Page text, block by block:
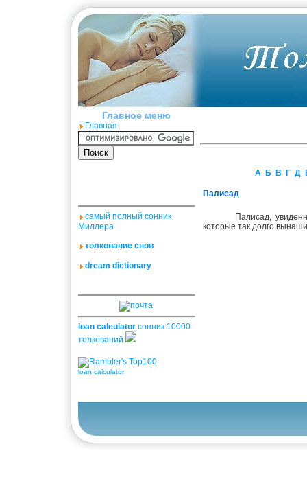
Главное меню
Главная
самый полный сонник
Миллера
толкование снов
dream dictionary
loan calculator сонник 10000
толкований
loan calculator
А Б В Г Д
Палисад
Палисад,
которые так долго